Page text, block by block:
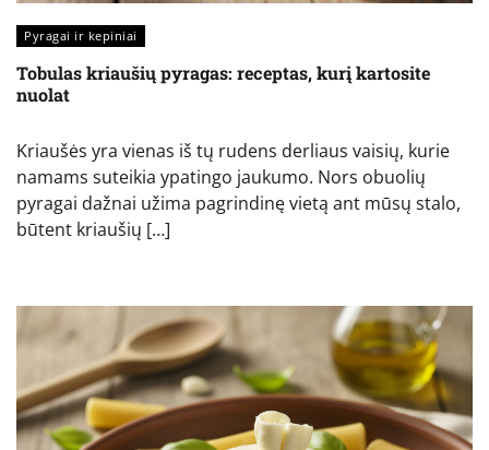
Pyragai ir kepiniai
Tobulas kriaušių pyragas: receptas, kurį kartosite
nuolat
Kriaušės yra vienas iš tų rudens derliaus vaisių, kurie
namams suteikia ypatingo jaukumo. Nors obuolių
pyragai dažnai užima pagrindinę vietą ant mūsų stalo,
būtent kriaušių […]